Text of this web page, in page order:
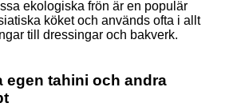
ekologiska frön är en populär
köket och används ofta i allt
till dressingar och bakverk.
egen tahini och andra